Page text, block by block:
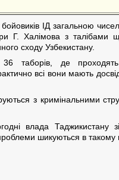
ІД загальною
Г. Халімова з талібами
сходу Узбекистану.
таборів, де проходять
всі вони мають
з кримінальними
влада Таджикистану
шикуються в такому